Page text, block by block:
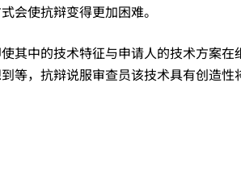
会使抗辩变得更加困难。
其中的技术特征与申请人的技术方案
等，抗辩说服审查员该技术具有创造